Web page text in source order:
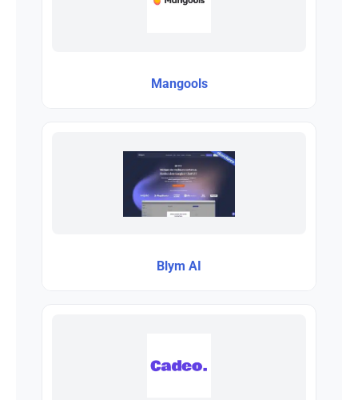
Mangools
Blym AI